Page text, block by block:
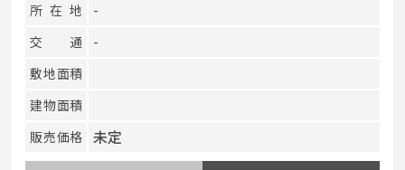
所在地
-
交通
-
敷地面積
建物面積
販売価格
未定